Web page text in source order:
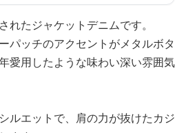
れたジャケットデニムです。
パッチのアクセントがメタルボタ
愛用したような味わい深い雰囲気
ルエットで、肩の力が抜けたカジ